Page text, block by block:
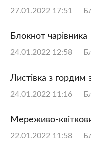
27.01.2022 17:51
Блокнот чарівника
24.01.2022 12:58
Листівка з гордим
24.01.2022 11:16
Мереживо-
22.01.2022 11:58